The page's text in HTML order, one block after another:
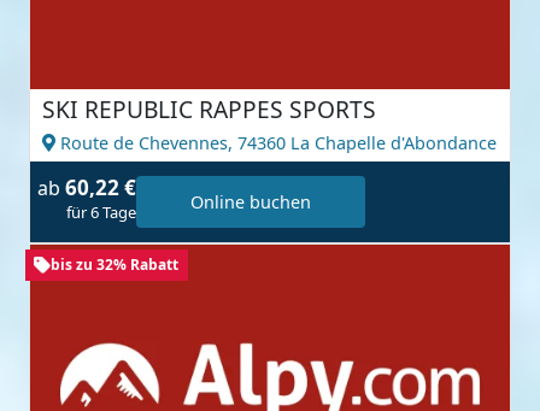
SKI REPUBLIC RAPPES SPORTS
Route de Chevennes, 74360 La Chapelle d'Abondance
ab 60,22 €
für 6 Tage Online buchen
bis zu 32% Rabatt